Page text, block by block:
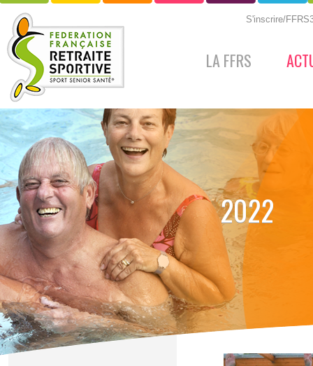
S'inscrire/
LA FFRS
2022